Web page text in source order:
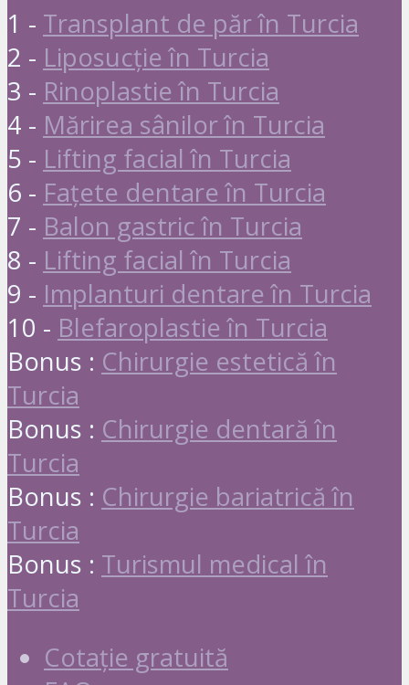
1 - Transplant de păr în Turcia
2 - Liposucție în Turcia
3 - Rinoplastie în Turcia
4 - Mărirea sânilor în Turcia
5 - Lifting facial în Turcia
6 - Fațete dentare în Turcia
7 - Balon gastric în Turcia
8 - Lifting facial în Turcia
9 - Implanturi dentare în Turcia
10 - Blefaroplastie în Turcia
Bonus : Chirurgie estetică în
Turcia
Bonus : Chirurgie dentară în
Turcia
Bonus : Chirurgie bariatrică în
Turcia
Bonus : Turismul medical în
Turcia
Cotație gratuită